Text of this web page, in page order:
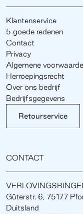
Klantenservice
5 goede redenen
Contact
Privacy
Algemene
Herroepingsrecht
Over ons bedrijf
Bedrijfsgegevens
Retourservice
CONTACT
Güterstr. 6, 75177
Duitsland